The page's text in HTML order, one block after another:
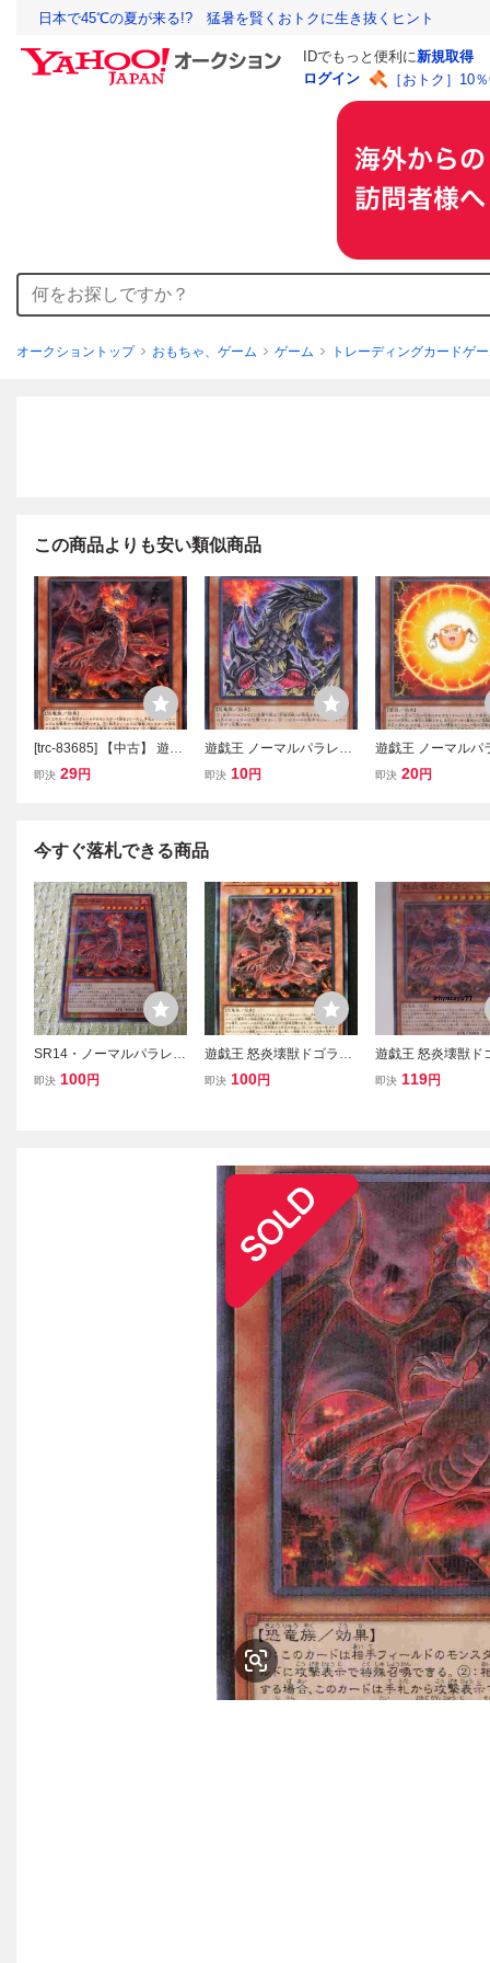
日本で45℃の夏が来る!? 猛暑を賢くおトクに生き抜くヒント
IDでもっと便利に新規取得
ログイン
［おトク］10
オークショントップ おもちゃ、ゲーム ゲーム トレーディングカードゲ
この商品よりも安い類似商品
[trc-83685] 【中古】 遊戯
王OCG デュエルモンスタ
即決 29円
遊戯王 ノーマルパラレル
効果 1枚 究極恐獣 SR04
即決 10円
遊戯王 ノーマルパ
効果 1枚 電極獣カ
即決 20円
今すぐ落札できる商品
SR14・ノーマルパラレ
ル 怒炎壊獣ドゴラン！
即決 100円
遊戯王 怒炎壊獣ドゴラン
ノーマルパラレル SR14-J
即決 100円
遊戯王 怒炎壊獣ド
ノーマルパラレル
即決 119円